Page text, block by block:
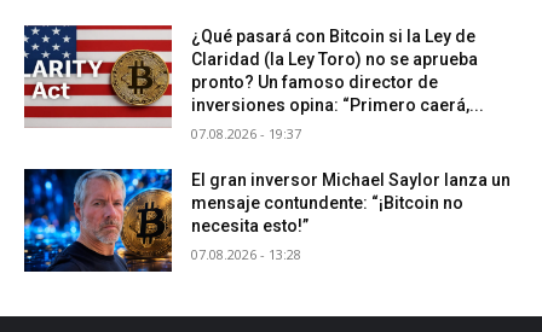
¿Qué pasará con Bitcoin si la Ley de
Claridad (la Ley Toro) no se aprueba
pronto? Un famoso director de
inversiones opina: “Primero caerá,...
07.08.2026 - 19:37
El gran inversor Michael Saylor lanza un
mensaje contundente: “¡Bitcoin no
necesita esto!”
07.08.2026 - 13:28